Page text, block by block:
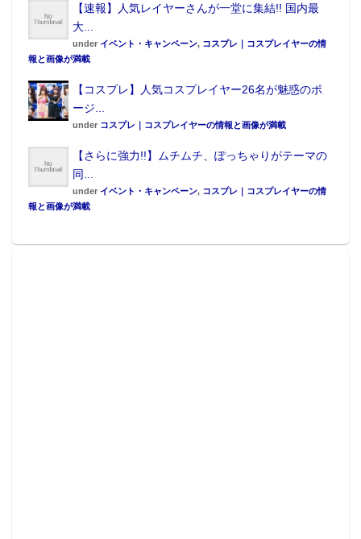
【速報】人気レイヤーさんが一堂に集結!! 国内最
大...
under イベント・キャンペーン, コスプレ｜コスプレイヤーの情
報と画像が満載
【コスプレ】人気コスプレイヤー26名が魅惑のポ
ージ...
under コスプレ｜コスプレイヤーの情報と画像が満載
【さらに強力!!】ムチムチ、ぽっちゃりがテーマの
同...
under イベント・キャンペーン, コスプレ｜コスプレイヤーの情
報と画像が満載